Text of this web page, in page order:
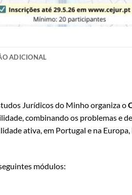
ADICIONAL
Jurídicos do Minho organiza o
combinando os problemas e
ativa, em Portugal e na
módulos: